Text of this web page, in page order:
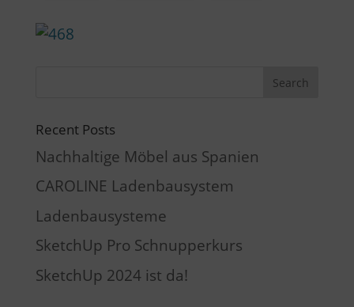
Recent Posts
Nachhaltige Möbel aus Spanien
CAROLINE Ladenbausystem
Ladenbausysteme
SketchUp Pro Schnupperkurs
SketchUp 2024 ist da!